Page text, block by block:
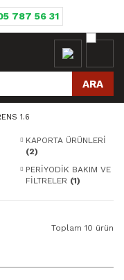
787 56 31
ARA
1.6
KAPORTA ÜRÜNLERİ
(2)
PERİYODİK BAKIM VE
FİLTRELER (1)
Toplam 10 ürün